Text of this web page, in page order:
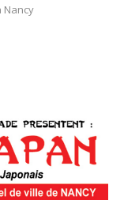
Nancy